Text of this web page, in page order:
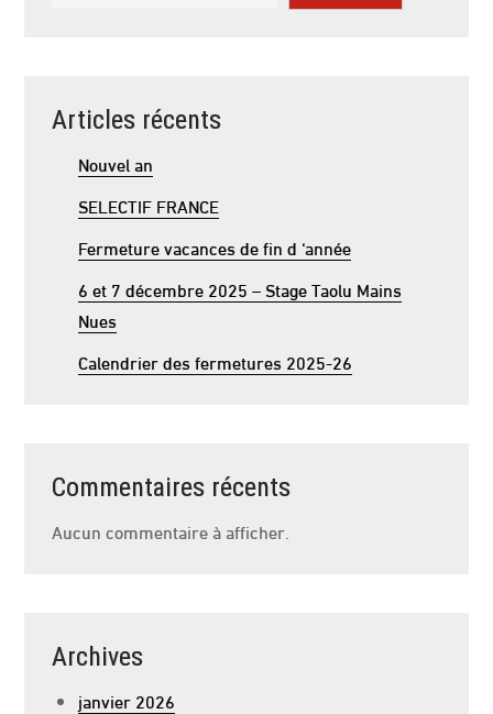
Articles récents
Nouvel an
SELECTIF FRANCE
Fermeture vacances de fin d ‘année
6 et 7 décembre 2025 – Stage Taolu Mains
Nues
Calendrier des fermetures 2025-26
Commentaires récents
Aucun commentaire à afficher.
Archives
janvier 2026